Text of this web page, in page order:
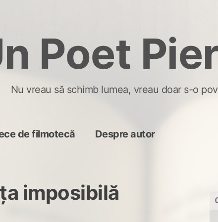
Poet
Nu vreau să schimb lumea, vreau doar s-o
de filmotecă Despre autor
imposibilă